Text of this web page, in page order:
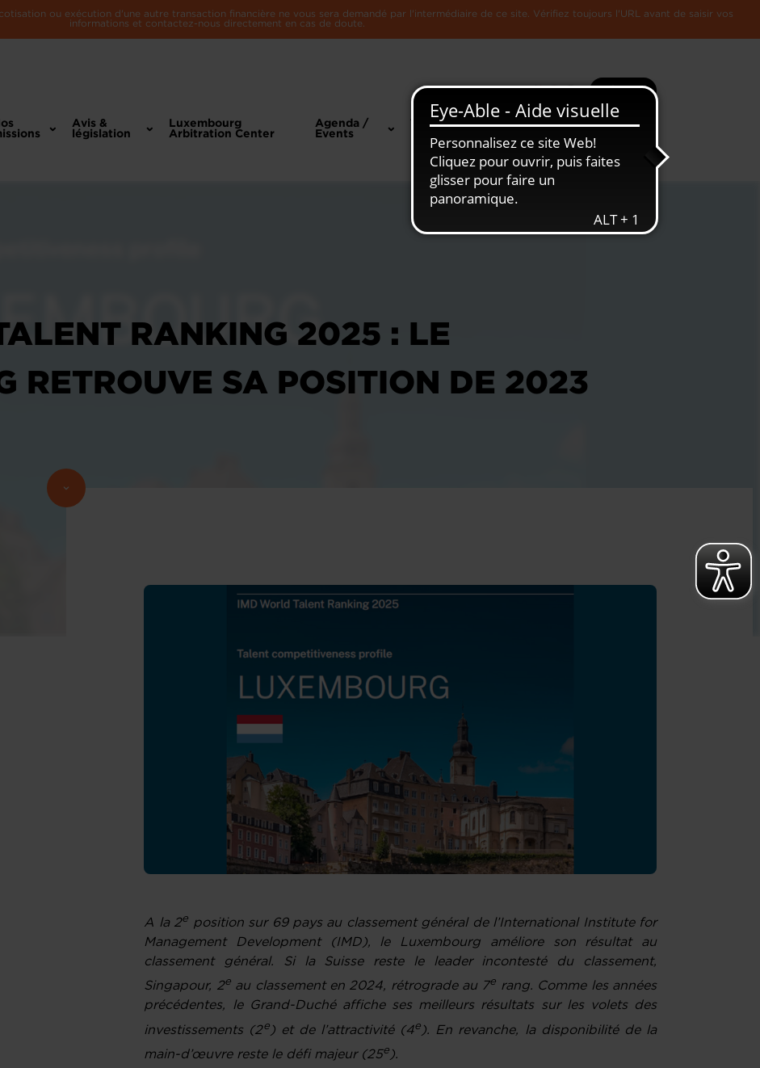
ou exécution d'une autre transaction financière ne vous sera demandé par l'intermédiaire de ce site. Vérifiez toujours l'URL avant de saisir vos
informations et contactez-nous directement en cas de doute.
Recherche Plus
Avis &
législation
Luxembourg
Arbitration Center
Agenda /
Events
Toute
L'Economie
RANKING 2025 : LE
RETROUVE SA POSITION DE 2023
A la 2e
position sur 69 pays au classement général de l’International Institute for
Management Development (IMD), le Luxembourg améliore son résultat au
classement général. Si la Suisse reste le leader incontesté du classement,
Singapour, 2eau classement en 2024, rétrograde au 7e rang. Comme les années
précédentes, le Grand-Duché affiche ses meilleurs résultats sur les volets des
investissements (2e) et de l’attractivité (4e ). En revanche, la disponibilité de la
main-d’œuvre reste le défi majeur (25e ).